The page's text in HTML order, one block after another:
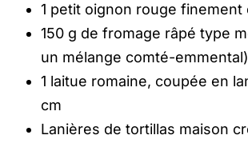
1 petit oignon rouge finement
150 g de fromage râpé type
un mélange comté-emmental)
1 laitue romaine, coupée en
cm
Lanières de tortillas maison